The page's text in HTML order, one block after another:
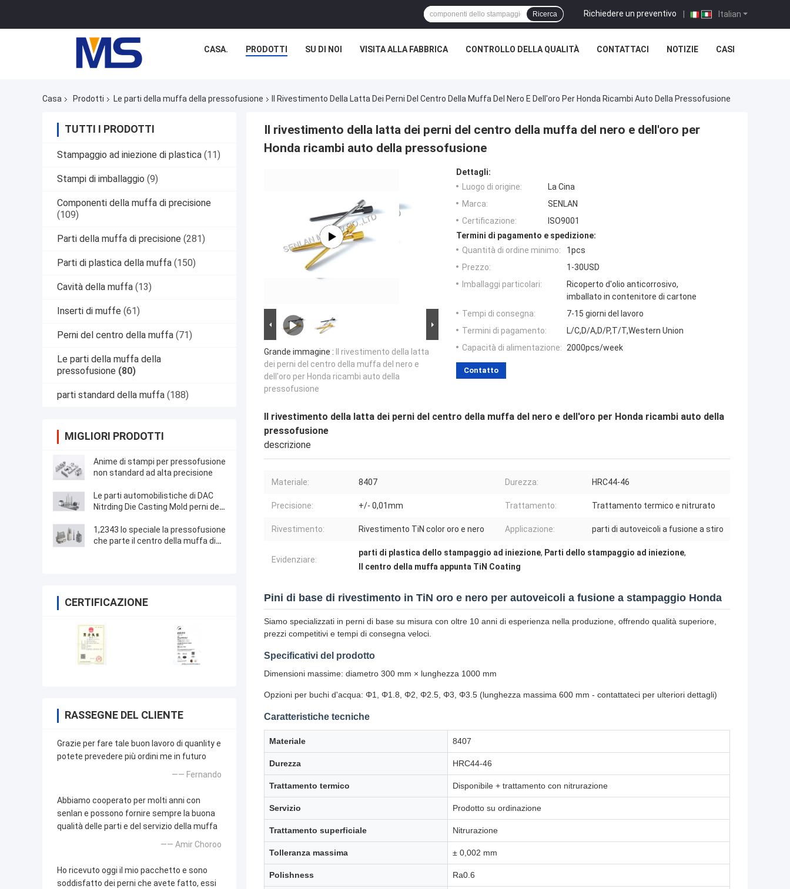
Italian
Richiedere un preventivo |
Ricerca
CASA. PRODOTTI SU DI NOI VISITA ALLA FABBRICA CONTROLLO DELLA QUALITÀ CONTATTACI NOTIZIE CASI
Casa Prodotti Le parti della muffa della pressofusione Il Rivestimento Della Latta Dei Perni Del Centro Della Muffa Del Nero E Dell'oro Per Honda Ricambi Auto Della Pressofusione
TUTTI I PRODOTTI
Stampaggio ad iniezione di plastica (11)
Stampi di imballaggio (9)
Componenti della muffa di precisione
(109)
Parti della muffa di precisione (281)
Parti di plastica della muffa (150)
Cavità della muffa (13)
Inserti di muffe (61)
Perni del centro della muffa (71)
Le parti della muffa della
pressofusione (80)
parti standard della muffa (188)
MIGLIORI PRODOTTI
Anime di stampi per pressofusione
non standard ad alta precisione
Le parti automobilistiche di DAC
Nitrding Die Casting Mold perni del
1,2343 lo speciale la pressofusione
che parte il centro della muffa di
CERTIFICAZIONE
RASSEGNE DEL CLIENTE
Grazie per fare tale buon lavoro di quanlity e
potete prevedere più ordini me in futuro
—— Fernando
Abbiamo cooperato per molti anni con
senlan e possono fornire sempre la buona
qualità delle parti e del servizio della muffa
—— Amir Choroo
Ho ricevuto oggi il mio pacchetto e sono
soddisfatto dei perni che avete fatto, essi
Il rivestimento della latta dei perni del centro della muffa del nero e dell'oro per
Honda ricambi auto della pressofusione
Grande immagine :
Il rivestimento della latta
dei perni del centro della muffa del nero e
dell'oro per Honda ricambi auto della
pressofusione
Dettagli:
Luogo di origine:
La Cina
Marca:
SENLAN
Certificazione:
ISO9001
Termini di pagamento e spedizione:
Quantità di ordine minimo:
1pcs
Prezzo:
1-30USD
Imballaggi particolari:
Ricoperto d'olio anticorrosivo,
imballato in contenitore di cartone
Tempi di consegna:
7-15 giorni del lavoro
Termini di pagamento:
L/C,D/A,D/P,T/T,Western Union
Capacità di alimentazione: 2000pcs/week
Contatto
Il rivestimento della latta dei perni del centro della muffa del nero e dell'oro per Honda ricambi auto della
pressofusione
descrizione
Materiale: 8407 Durezza: HRC44-46
Precisione: +/- 0,01mm Trattamento: Trattamento termico e nitrurato
Rivestimento: Rivestimento TiN color oro e nero Applicazione: parti di autoveicoli a fusione a stiro
Evidenziare:
parti di plastica dello stampaggio ad iniezione, Parti dello stampaggio ad iniezione,
Il centro della muffa appunta TiN Coating
Pini di base di rivestimento in TiN oro e nero per autoveicoli a fusione a stampaggio Honda
Siamo specializzati in perni di base su misura con oltre 10 anni di esperienza nella produzione, offrendo qualità superiore,
prezzi competitivi e tempi di consegna veloci.
Specificativi del prodotto
Dimensioni massime: diametro 300 mm × lunghezza 1000 mm
Opzioni per buchi d'acqua: Φ1, Φ1.8, Φ2, Φ2.5, Φ3, Φ3.5 (lunghezza massima 600 mm - contattateci per ulteriori dettagli)
Caratteristiche tecniche
Materiale 8407
Durezza HRC44-46
Trattamento termico Disponibile + trattamento con nitrurazione
Servizio Prodotto su ordinazione
Trattamento superficiale Nitrurazione
Tolleranza massima ± 0,002 mm
Polishness Ra0.6